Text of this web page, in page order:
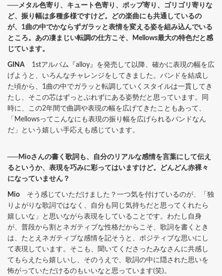
──メタル色寄り、キュート色寄り、ポップ寄り、ゴリゴリ寄りな
ど、振り幅は多種多様ですけど。どの楽曲にも共通しているの
が、1曲の中でかならずガラッと表情を変える姿を組み込んでいる
ところ。あの凄まじい転調の仕方こそ、Mellows最大の特色だと感
じています。
GINA 1stアルバム『alloy』を発売して以降、確かに表現の幅を広
げようと、いろんなチャレンジをしてきました。バンドを結成し
た頃から、1曲の中でガラッと転調していくスタイルは一貫してき
たし、そこの芯はずっとぶれずにある姿勢だと思っています。同
時に、この2年間で曲調や表現の幅を広げてきたこともあって、
「Mellowsってこんなにも表現の振り幅を広げられるバンドなん
だ」という嬉しい手応えも感じています。
──Mioさんの書く歌詞も、自分のリアルな感情を言葉にして伝え
るというか、表現を巧みに彩ってはいますけど。どんどん赤裸々
になっていません？
Mio そう感じていただけました？一つ気を付けているのが、「独
りよがりな歌詞ではなく、自分も同じ気持ちだと思ってくれたら
嬉しいな」と思いながら表現をしていることです。わたし自身
が、普段から割とネガティブな性格だからこそ、歌詞を書くとき
は、たとえネガティブな感情を記そうと、ポジティブな思いにし
て表現しています。そこも、聞いてくださったみなさんに共感し
てもらえたら嬉しいし、そのうえで、歌詞の中に隠された思いを
怖がっていただけるのもいいなと思っています(笑)。